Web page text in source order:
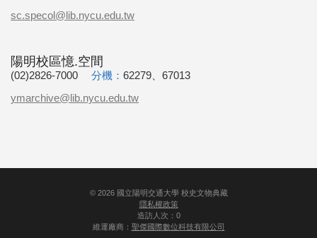
sc.specol@lib.nycu.edu.tw
陽明校區憶.空間
(02)2826-7000 分機： 62279、67013
ymarchive@lib.nycu.edu.tw
© 2026國立陽明交通大學 校史文物典藏
隱私權政策
造訪人次：0
維運廠商： 聖傑國際數位科技有限公司